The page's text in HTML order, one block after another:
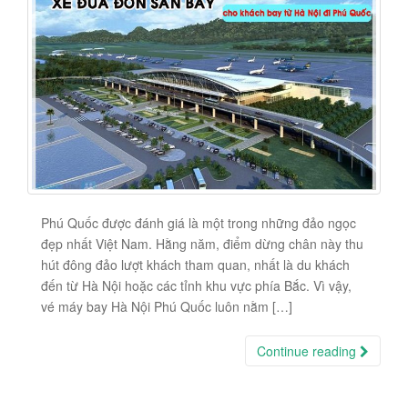
Phú Quốc được đánh giá là một trong những đảo ngọc
đẹp nhất Việt Nam. Hằng năm, điểm dừng chân này thu
hút đông đảo lượt khách tham quan, nhất là du khách
đến từ Hà Nội hoặc các tỉnh khu vực phía Bắc. Vì vậy,
vé máy bay Hà Nội Phú Quốc luôn nằm […]
Continue reading